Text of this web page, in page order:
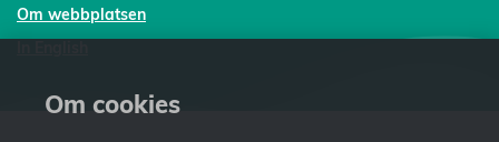
Om webbplatsen
Om cookies